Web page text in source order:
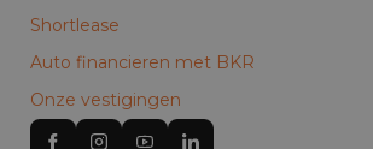
Shortlease
Auto financieren met BKR
Onze vestigingen